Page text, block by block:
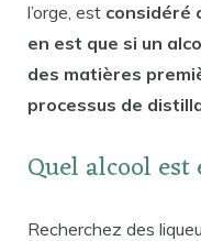
l’orge, est considéré
en est que si un
des matières
processus de
Quel alcool
Recherchez des